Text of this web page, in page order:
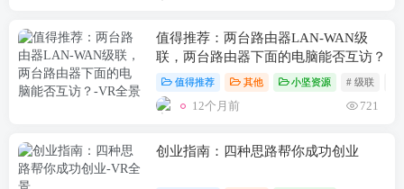
值得推荐：两台路由器LAN-WAN级
联，两台路由器下面的电脑能否互访？
值得推荐 其他 小坚资源 # 级联
12个月前 721
创业指南：四种思路帮你成功创业